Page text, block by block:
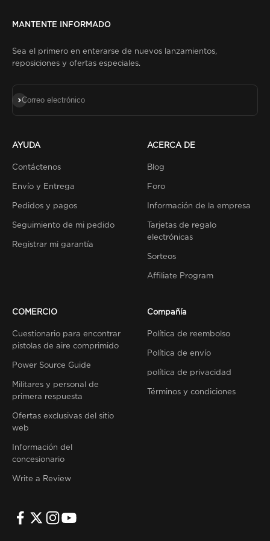
MANTENTE INFORMADO
Sea el primero en enterarse de nuevos lanzamientos,
reposiciones y ofertas especiales.
Correo electrónico
Suscribirse
AYUDA
Contáctenos
Envío y Entrega
Pedidos y pagos
Seguimiento de mi pedido
Registrar mi garantía
ACERCA DE
Blog
Foro
Información de la empresa
Tarjetas de regalo
electrónicas
Sorteos
Affiliate Program
COMERCIO
Cuestionario para encontrar
pistolas de aire comprimido
Power Source Guide
Militares y personal de
primera respuesta
Ofertas exclusivas del sitio
web
Información del
concesionario
Write a Review
Compañía
Política de reembolso
Política de envío
política de privacidad
Términos y condiciones